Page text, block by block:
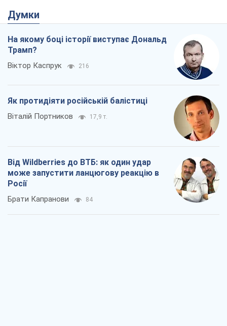
Думки
На якому боці історії виступає Дональд
Трамп?
Віктор Каспрук 216
Як протидіяти російській балістиці
Віталій Портников 17,9 т.
Від Wildberries до ВТБ: як один удар
може запустити ланцюгову реакцію в
Росії
Брати Капранови 84